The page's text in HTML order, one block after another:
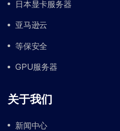
日本显卡服务器
亚马逊云
等保安全
GPU服务器
关于我们
新闻中心